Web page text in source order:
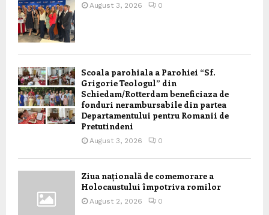
August 3, 2026 0
Scoala parohiala a Parohiei “Sf.
Grigorie Teologul” din
Schiedam/Rotterdam beneficiaza de
fonduri nerambursabile din partea
Departamentului pentru Romanii de
Pretutindeni
August 3, 2026 0
Ziua națională de comemorare a
Holocaustului împotriva romilor
August 2, 2026 0